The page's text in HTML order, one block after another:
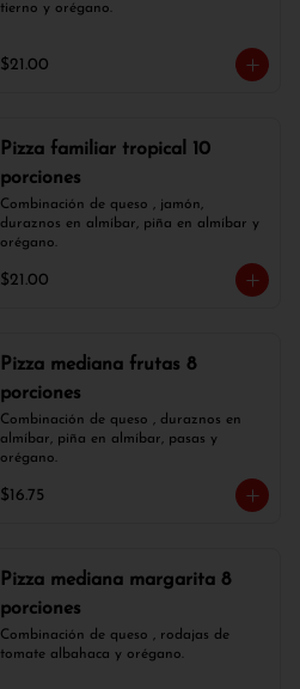
tierno y orégano.
$21.00
Pizza familiar tropical 10
porciones
Combinación de queso , jamón,
duraznos en almíbar, piña en almíbar y
orégano.
$21.00
Pizza mediana frutas 8
porciones
Combinación de queso , duraznos en
almíbar, piña en almíbar, pasas y
orégano.
$16.75
Pizza mediana margarita 8
porciones
Combinación de queso , rodajas de
tomate albahaca y orégano.